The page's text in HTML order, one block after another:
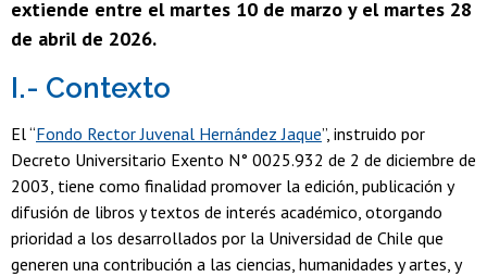
extiende entre el martes 10 de marzo y el martes 28
de abril de 2026.
I.- Contexto
El “Fondo Rector Juvenal Hernández Jaque”, instruido por
Decreto Universitario Exento N° 0025.932 de 2 de diciembre de
2003, tiene como finalidad promover la edición, publicación y
difusión de libros y textos de interés académico, otorgando
prioridad a los desarrollados por la Universidad de Chile que
generen una contribución a las ciencias, humanidades y artes, y